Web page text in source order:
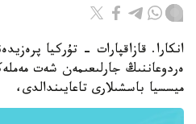
انكارا. قازاقپارات - تۇركيا
ميسسيا باسشىلارى تاعايىندالدى،